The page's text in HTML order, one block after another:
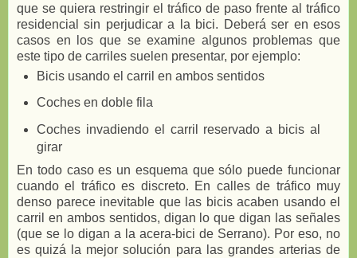
que se quiera restringir el tráfico de paso frente al tráfico
residencial sin perjudicar a la bici. Deberá ser en esos
casos en los que se examine algunos problemas que
este tipo de carriles suelen presentar, por ejemplo:
Bicis usando el carril en ambos sentidos
Coches en doble fila
Coches invadiendo el carril reservado a bicis al
girar
En todo caso es un esquema que sólo puede funcionar
cuando el tráfico es discreto. En calles de tráfico muy
denso parece inevitable que las bicis acaben usando el
carril en ambos sentidos, digan lo que digan las señales
(que se lo digan a la acera-bici de Serrano). Por eso, no
es quizá la mejor solución para las grandes arterias de